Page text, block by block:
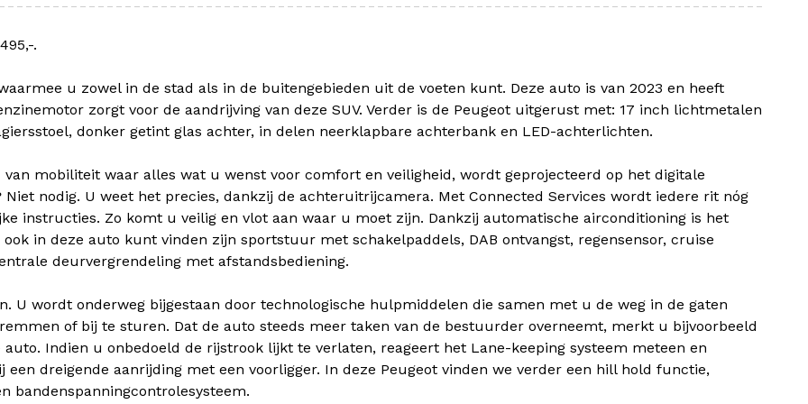
.
u zowel in de stad als in de buitengebieden uit de voeten kunt. Deze auto is van 2023 en heeft
zorgt voor de aandrijving van deze SUV. Verder is de Peugeot uitgerust met: 17 inch lichtmetalen
donker getint glas achter, in delen neerklapbare achterbank en LED-achterlichten.
mobiliteit waar alles wat u wenst voor comfort en veiligheid, wordt geprojecteerd op het digitale
nodig. U weet het precies, dankzij de achteruitrijcamera. Met Connected Services wordt iedere rit nóg
instructies. Zo komt u veilig en vlot aan waar u moet zijn. Dankzij automatische airconditioning is het
in deze auto kunt vinden zijn sportstuur met schakelpaddels, DAB ontvangst, regensensor, cruise
deurvergrendeling met afstandsbediening.
U wordt onderweg bijgestaan door technologische hulpmiddelen die samen met u de weg in de gaten
of bij te sturen. Dat de auto steeds meer taken van de bestuurder overneemt, merkt u bijvoorbeeld
Indien u onbedoeld de rijstrook lijkt te verlaten, reageert het Lane-keeping systeem meteen en
dreigende aanrijding met een voorligger. In deze Peugeot vinden we verder een hill hold functie,
bandenspanningcontrolesysteem.